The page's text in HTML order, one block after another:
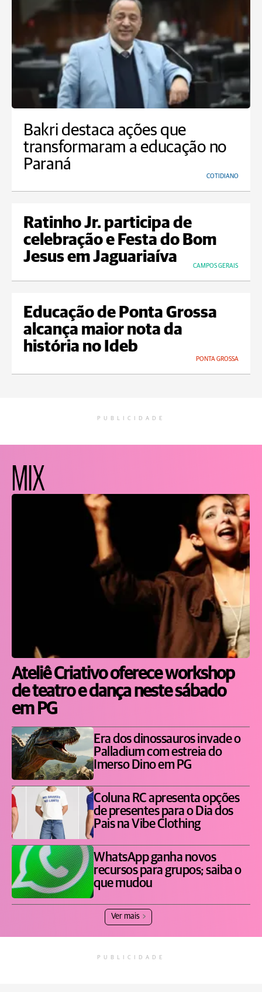
Bakri destaca ações que
transformaram a educação no
Paraná
COTIDIANO
Ratinho Jr. participa de
celebração e Festa do Bom
Jesus em Jaguariaíva
CAMPOS GERAIS
Educação de Ponta Grossa
alcança maior nota da
história no Ideb
PONTA GROSSA
PUBLICIDADE
MIX
Ateliê Criativo oferece workshop
de teatro e dança neste sábado
em PG
Era dos dinossauros invade o
Palladium com estreia do
Imerso Dino em PG
Coluna RC apresenta opções
de presentes para o Dia dos
Pais na Vibe Clothing
WhatsApp ganha novos
recursos para grupos; saiba o
que mudou
Ver mais
PUBLICIDADE